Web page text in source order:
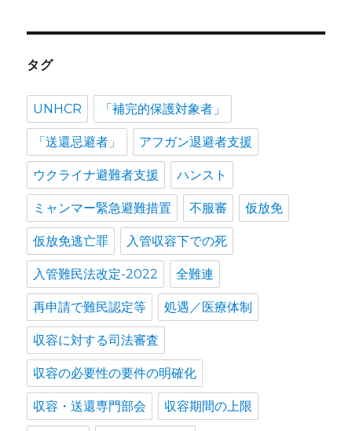
タグ
UNHCR 「補完的保護対象者」
「送還忌避者」 アフガン退避者支援
ウクライナ避難者支援 ハンスト
ミャンマー緊急避難措置 不服審 仮放免
仮放免逃亡罪 入管収容下での死
入管難民法改定-2022 全難連
再申請で難民認定等 処遇／医療体制
収容に対する司法審査
収容の必要性の要件の明確化
収容・送還専門部会 収容期間の上限